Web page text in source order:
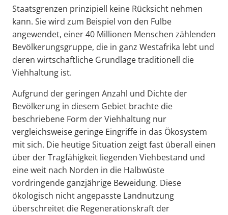
Staatsgrenzen prinzipiell keine Rücksicht nehmen
kann. Sie wird zum Beispiel von den Fulbe
angewendet, einer 40 Millionen Menschen zählenden
Bevölkerungsgruppe, die in ganz Westafrika lebt und
deren wirtschaftliche Grundlage traditionell die
Viehhaltung ist.
Aufgrund der geringen Anzahl und Dichte der
Bevölkerung in diesem Gebiet brachte die
beschriebene Form der Viehhaltung nur
vergleichsweise geringe Eingriffe in das Ökosystem
mit sich. Die heutige Situation zeigt fast überall einen
über der Tragfähigkeit liegenden Viehbestand und
eine weit nach Norden in die Halbwüste
vordringende ganzjährige Beweidung. Diese
ökologisch nicht angepasste Landnutzung
überschreitet die Regenerationskraft der